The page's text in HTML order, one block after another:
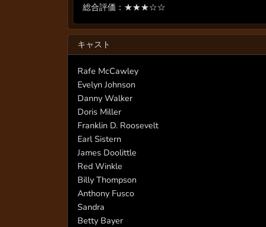
総合評価：★★★☆☆
キャスト
Rafe McCawley
Evelyn Johnson
Danny Walker
Doris Miller
Franklin D. Roosevelt
Earl Sistern
James Doolittle
Red Winkle
Billy Thompson
Anthony Fusco
Sandra
Betty Bayer